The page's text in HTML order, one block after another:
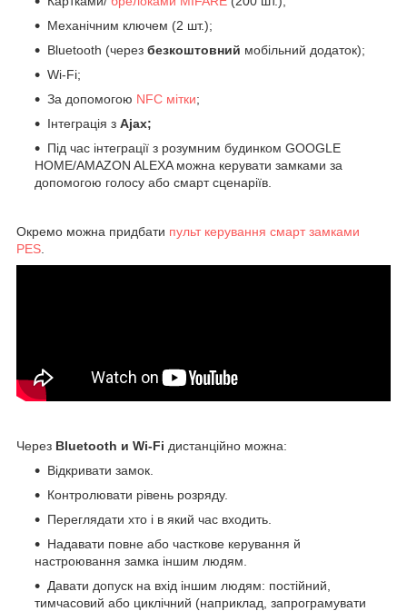
Механічним ключем (2 шт.);
Bluetooth (через безкоштовний мобільний додаток);
Wi-Fi;
За допомогою NFC мітки;
Інтеграція з Ajax;
Під час інтеграції з розумним будинком GOOGLE
HOME/AMAZON ALEXA можна керувати замками за
допомогою голосу або смарт сценаріїв.
Окремо можна придбати пульт керування смарт замками
PES
Через Bluetooth и Wi-Fi дистанційно можна:
Відкривати замок.
Контролювати рівень розряду.
Переглядати хто і в який час входить.
Надавати повне або часткове керування й
настроювання замка іншим людям.
Давати допуск на вхід іншим людям: постійний,
тимчасовий або циклічний (наприклад, запрограмувати